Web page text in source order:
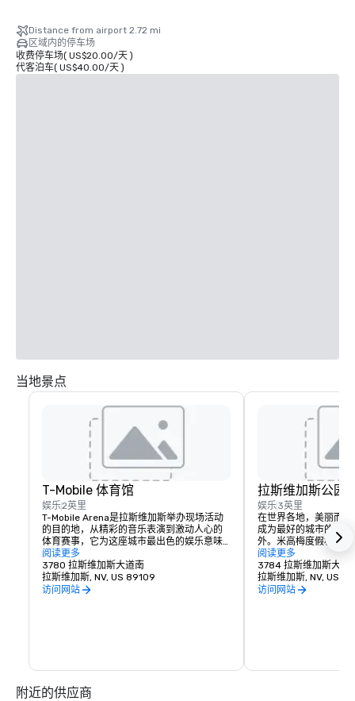
Distance from airport 2.72 mi
区域内的停车场
收费停车场( US$20.00/天)
代客泊车( US$40.00/天)
当地景点
T-Mobile 体育馆
娱乐2英里
T-Mobile Arena是拉斯维加斯举办现场活动
的目的地，从精彩的音乐表演到激动人心的
体育赛事，它为这座城市最出色的娱乐意味
着什么树立了新的标准。拥有 20,000 个座
位的 T-Mobile 竞技场举办激动人心的世界级
赛事，从UFC、拳击、曲棍球、篮球和骑牛
到备受瞩目的颁奖晚会和顶级音乐会，每个
阅读更多
3780 拉斯维加斯大道南
拉斯维加斯, NV, US 89109
访问网站
拉斯维加斯公园
娱乐3英里
在世界各地，美丽而
成为最好的城市的标
外。米高梅度假村在
旁创建了一个充满活
了传统的行人体验。
聚会的地方，还是在
点东西，The Park和
阅读更多
3784 拉斯维加斯大道
拉斯维加斯, NV, US
访问网站
附近的供应商